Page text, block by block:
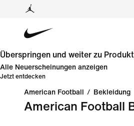
Überspringen und weiter zu
Alle Neuerscheinungen anzeigen
Jetzt entdecken
American Football / Bekleidung
American Football